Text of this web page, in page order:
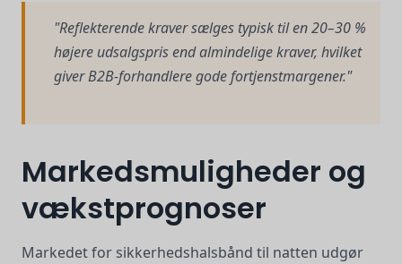
"Reflekterende kraver sælges typisk til en 20–30 %
højere udsalgspris end almindelige kraver, hvilket
giver B2B-forhandlere gode fortjenstmargener."
Markedsmuligheder og
vækstprognoser
Markedet for sikkerhedshalsbånd til natten udgør